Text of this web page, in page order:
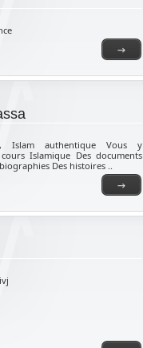
→
→
Islam authentique Vous y
Islamique Des documents
Des histoires ..